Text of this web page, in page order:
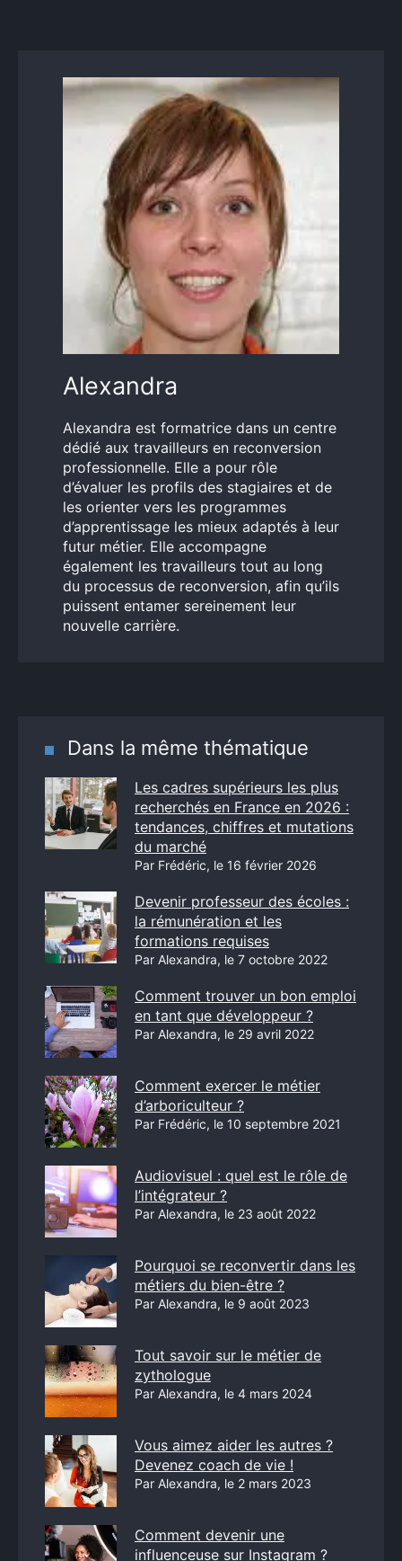
Alexandra
Alexandra est formatrice dans un centre
dédié aux travailleurs en reconversion
professionnelle. Elle a pour rôle
d’évaluer les profils des stagiaires et de
les orienter vers les programmes
d’apprentissage les mieux adaptés à leur
futur métier. Elle accompagne
également les travailleurs tout au long
du processus de reconversion, afin qu’ils
puissent entamer sereinement leur
nouvelle carrière.
Dans la même thématique
Les cadres supérieurs les plus
recherchés en France en 2026 :
tendances, chiffres et mutations
du marché
Par Frédéric, le 16 février 2026
Devenir professeur des écoles :
la rémunération et les
formations requises
Par Alexandra, le 7 octobre 2022
Comment trouver un bon emploi
en tant que développeur ?
Par Alexandra, le 29 avril 2022
Comment exercer le métier
d’arboriculteur ?
Par Frédéric, le 10 septembre 2021
Audiovisuel : quel est le rôle de
l’intégrateur ?
Par Alexandra, le 23 août 2022
Pourquoi se reconvertir dans les
métiers du bien-être ?
Par Alexandra, le 9 août 2023
Tout savoir sur le métier de
zythologue
Par Alexandra, le 4 mars 2024
Vous aimez aider les autres ?
Devenez coach de vie !
Par Alexandra, le 2 mars 2023
Comment devenir une
influenceuse sur Instagram ?